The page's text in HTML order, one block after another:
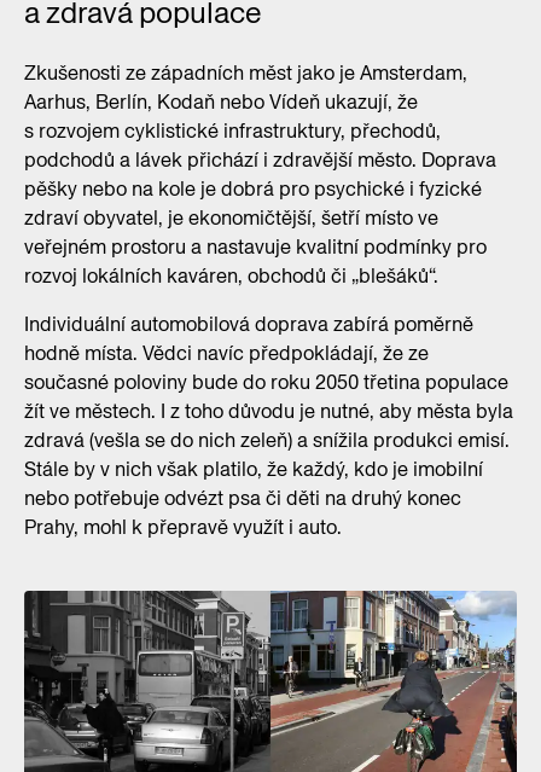
a zdravá populace
Zkušenosti ze západních měst jako je Amsterdam,
Aarhus, Berlín, Kodaň nebo Vídeň ukazují, že
s rozvojem cyklistické infrastruktury, přechodů,
podchodů a lávek přichází i zdravější město. Doprava
pěšky nebo na kole je dobrá pro psychické i fyzické
zdraví obyvatel, je ekonomičtější, šetří místo ve
veřejném prostoru a nastavuje kvalitní podmínky pro
rozvoj lokálních kaváren, obchodů či „blešáků“.
Individuální automobilová doprava zabírá poměrně
hodně místa. Vědci navíc předpokládají, že ze
současné poloviny bude do roku 2050 třetina populace
žít ve městech. I z toho důvodu je nutné, aby města byla
zdravá (vešla se do nich zeleň) a snížila produkci emisí.
Stále by v nich však platilo, že každý, kdo je imobilní
nebo potřebuje odvézt psa či děti na druhý konec
Prahy, mohl k přepravě využít i auto.